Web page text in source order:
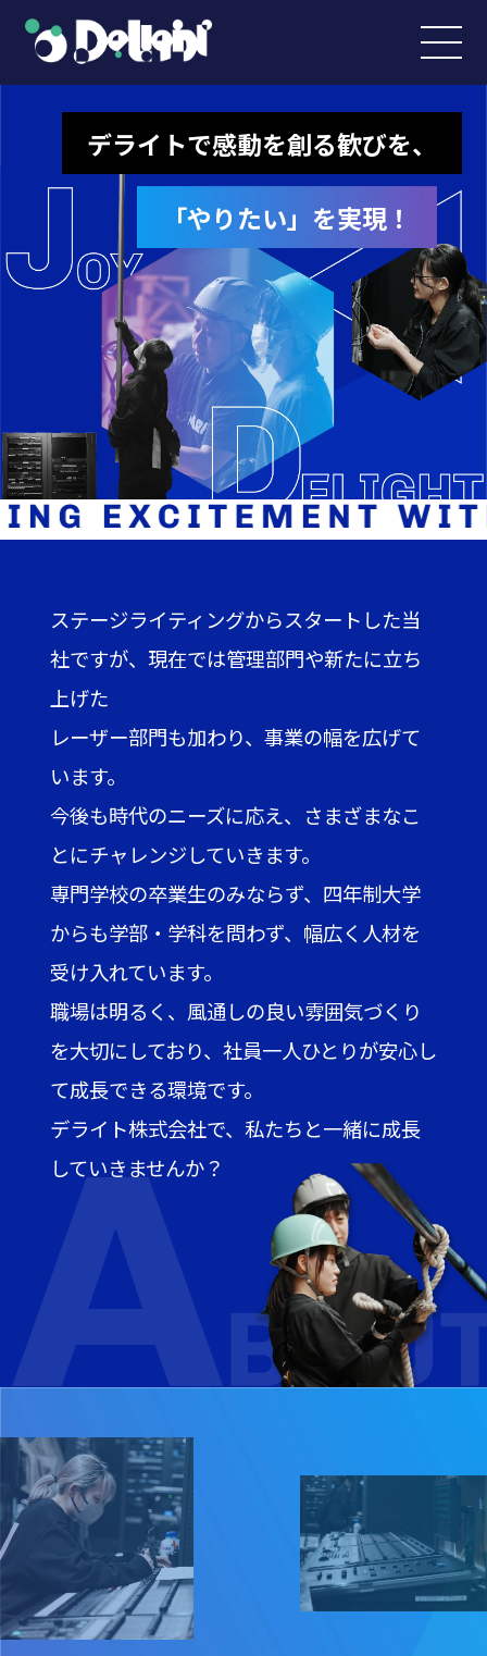
デライトで感動を創る歓びを、
「やりたい」を実現！
ステージライティングからスタートした当
社ですが、現在では管理部門や新たに立ち
上げた
レーザー部門も加わり、事業の幅を広げて
います。
今後も時代のニーズに応え、さまざまなこ
とにチャレンジしていきます。
専門学校の卒業生のみならず、四年制大学
からも学部・学科を問わず、幅広く人材を
受け入れています。
職場は明るく、風通しの良い雰囲気づくり
を大切にしており、社員一人ひとりが安心し
て成長できる環境です。
デライト株式会社で、私たちと一緒に成長
していきませんか？